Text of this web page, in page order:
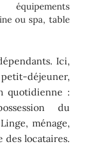
ou spa, table
Ici,
petit-déjeuner,
quotidienne :
du
ménage,
des locataires.